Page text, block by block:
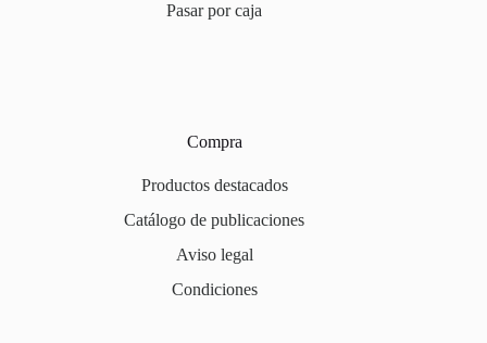
Pasar por caja
Compra
Productos destacados
Catálogo de publicaciones
Aviso legal
Condiciones